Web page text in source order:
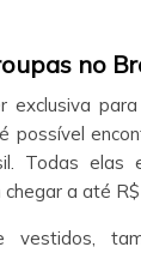
no
exclusiva
possível
Todas elas
a até R$